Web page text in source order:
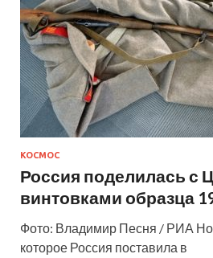
КОСМОС
Россия поделилась с
винтовками образца
Фото: Владимир Песня / РИА
которое Россия поставила в